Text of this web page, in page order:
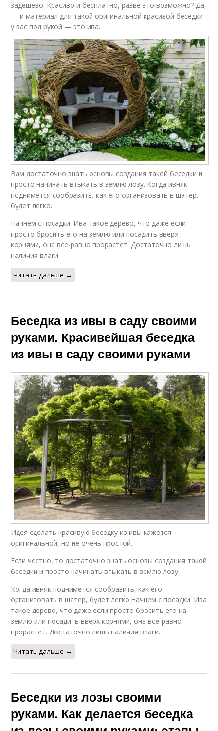
задешево. Красиво и бесплатно, разве это возможно? Да,
— и материал для такой оригинальной красивой беседки
у вас под рукой — это ива.
Вам достаточно знать основы создания такой беседки и
просто начинать втыкать в землю лозу. Когда ивняк
поднимется сообразить, как его организовать в шатер,
будет легко.
Начнем с посадки. Ива такое дерево, что даже если
просто бросить его на землю или посадить вверх
корнями, она все-равно прорастет. Достаточно лишь
наличия влаги.
Читать дальше →
Беседка из ивы в саду своими
руками. Красивейшая беседка
из ивы в саду своими руками
Идея сделать красивую беседку из ивы кажется
оригинальной, но не очень простой.
Если честно, то достаточно знать основы создания такой
беседки и просто начинать втыкать в землю лозу.
Когда ивняк поднимется сообразить, как его
организовать в шатер, будет легко.Начнем с посадки. Ива
такое дерево, что даже если просто бросить его на
землю или посадить вверх корнями, она все-равно
прорастет. Достаточно лишь наличия влаги.
Читать дальше →
Беседки из лозы своими
руками. Как делается беседка